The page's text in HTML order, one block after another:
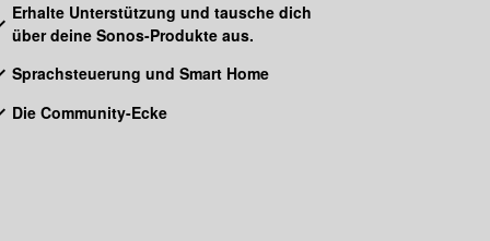
Erhalte Unterstützung und tausche dich
über deine Sonos-Produkte aus.
Sprachsteuerung und Smart Home
Die Community-Ecke